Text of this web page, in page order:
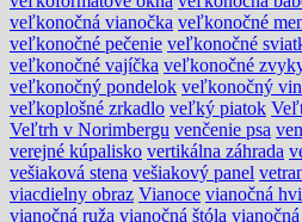
veľkonočná vianočka veľkonočné
veľkonočné pečenie veľkonočné
veľkonočné vajíčka veľkonočné
veľkonočný pondelok veľkonočný
veľkoplošné zrkadlo veľký piatok
Veľtrh v Norimbergu venčenie psa
verejné kúpalisko vertikálna záhrada
vešiaková stena vešiakový panel
viacdielny obraz Vianoce vianočná
vianočná ruža vianočná štóla